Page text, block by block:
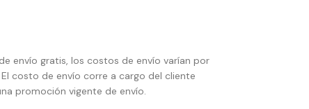
envío gratis, los costos de envío varían por
costo de envío corre a cargo del cliente
promoción vigente de envío.